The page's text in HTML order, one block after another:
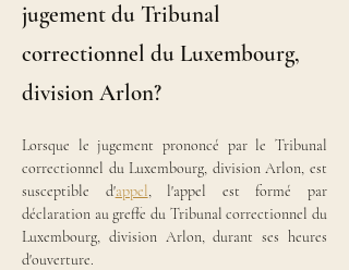
jugement du Tribunal
correctionnel du Luxembourg,
division Arlon?
Lorsque le jugement prononcé par le Tribunal
correctionnel du Luxembourg, division Arlon, est
susceptible d'appel, l'appel est formé par
déclaration au greffe du Tribunal correctionnel du
Luxembourg, division Arlon, durant ses heures
d'ouverture.